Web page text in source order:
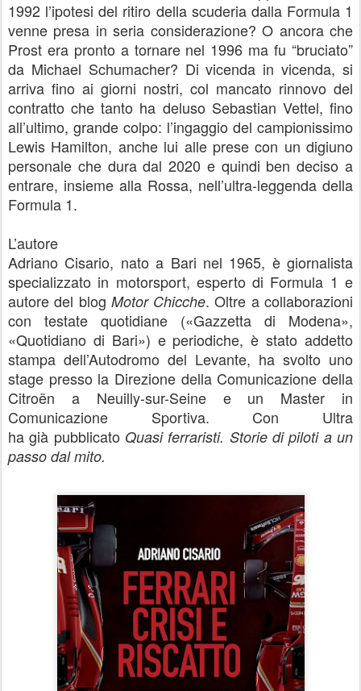
1992 l’ipotesi del ritiro della scuderia dalla Formula 1
venne presa in seria considerazione? O ancora che
Prost era pronto a tornare nel 1996 ma fu “bruciato”
da Michael Schumacher? Di vicenda in vicenda, si
arriva fino ai giorni nostri, col mancato rinnovo del
contratto che tanto ha deluso Sebastian Vettel, fino
all’ultimo, grande colpo: l’ingaggio del campionissimo
Lewis Hamilton, anche lui alle prese con un digiuno
personale che dura dal 2020 e quindi ben deciso a
entrare, insieme alla Rossa, nell’ultra-leggenda della
Formula 1.
L’autore
Adriano Cisario, nato a Bari nel 1965, è giornalista
specializzato in motorsport, esperto di Formula 1 e
autore del blog Motor Chicche. Oltre a collaborazioni
con testate quotidiane («Gazzetta di Modena»,
«Quotidiano di Bari») e periodiche, è stato addetto
stampa dell’Autodromo del Levante, ha svolto uno
stage presso la Direzione della Comunicazione della
Citroën a Neuilly-sur-Seine e un Master in
Comunicazione Sportiva. Con Ultra
hagià pubblicato Quasi ferraristi. Storie di piloti a un
passo dal mito.